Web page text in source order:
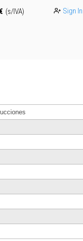
€ (s/IVA) Sign In